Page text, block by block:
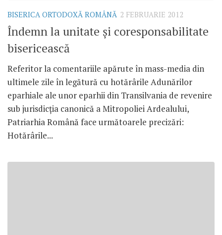
BISERICA ORTODOXĂ ROMÂNĂ 2 FEBRUARIE 2012
Îndemn la unitate şi coresponsabilitate
bisericească
Referitor la comentariile apărute în mass-media din
ultimele zile în legătură cu hotărârile Adunărilor
eparhiale ale unor eparhii din Transilvania de revenire
sub jurisdicţia canonică a Mitropoliei Ardealului,
Patriarhia Română face următoarele precizări:
Hotărârile...